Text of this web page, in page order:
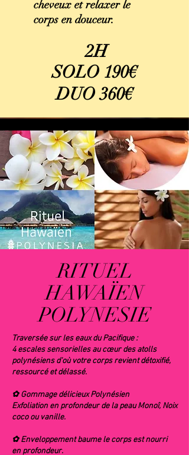
cheveux et relaxer le
corps en douceur.
2H
SOLO 190€
DUO 360€
RITUEL
HAWAÏEN
POLYNESIE
Traversée sur les eaux du Pacifique :
4 escales sensorielles au cœur des atolls
polynésiens d'où votre corps revient détoxifié,
ressourcé et délassé.
✿ Gommage délicieux Polynésien
Exfoliation en profondeur de la peau Monoî, Noix
coco ou vanille.
✿ Enveloppement baume le corps est nourri
en profondeur.